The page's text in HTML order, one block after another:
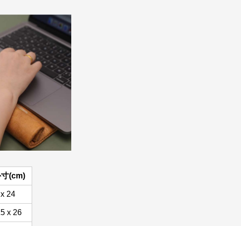
(cm)
24
x 26